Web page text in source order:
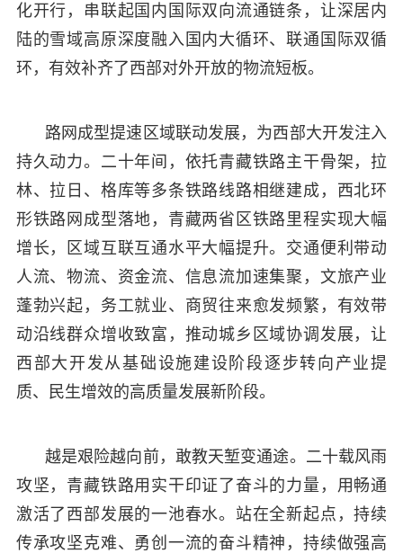
化开行，串联起国内国际双向流通链条，让深居内
陆的雪域高原深度融入国内大循环、联通国际双循
环，有效补齐了西部对外开放的物流短板。
路网成型提速区域联动发展，为西部大开发注入
持久动力。二十年间，依托青藏铁路主干骨架，拉
林、拉日、格库等多条铁路线路相继建成，西北环
形铁路网成型落地，青藏两省区铁路里程实现大幅
增长，区域互联互通水平大幅提升。交通便利带动
人流、物流、资金流、信息流加速集聚，文旅产业
蓬勃兴起，务工就业、商贸往来愈发频繁，有效带
动沿线群众增收致富，推动城乡区域协调发展，让
西部大开发从基础设施建设阶段逐步转向产业提
质、民生增效的高质量发展新阶段。
越是艰险越向前，敢教天堑变通途。二十载风雨
攻坚，青藏铁路用实干印证了奋斗的力量，用畅通
激活了西部发展的一池春水。站在全新起点，持续
传承攻坚克难、勇创一流的奋斗精神，持续做强高